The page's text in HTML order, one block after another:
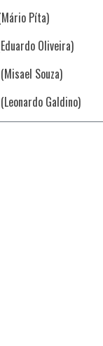
Píta)
Oliveira)
Souza)
Galdino)